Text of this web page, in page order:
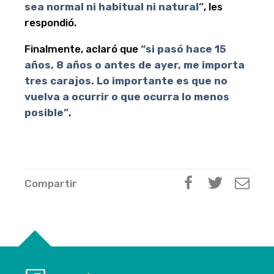
sea normal ni habitual ni natural”, les
respondió.
Finalmente, aclaró que “si pasó hace 15
años, 8 años o antes de ayer, me importa
tres carajos. Lo importante es que no
vuelva a ocurrir o que ocurra lo menos
posible”.
Compartir